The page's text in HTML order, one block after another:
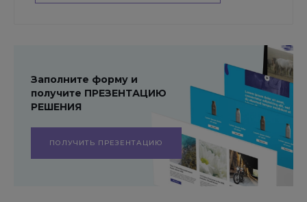
Заполните форму и
получите ПРЕЗЕНТАЦИЮ
РЕШЕНИЯ
ПОЛУЧИТЬ ПРЕЗЕНТАЦИЮ